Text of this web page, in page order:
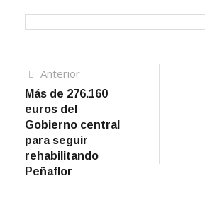
Navegación
de
entradas
AnteriorArtículo
anterior
Más de 276.160
euros del
Gobierno central
para seguir
rehabilitando
Peñaflor